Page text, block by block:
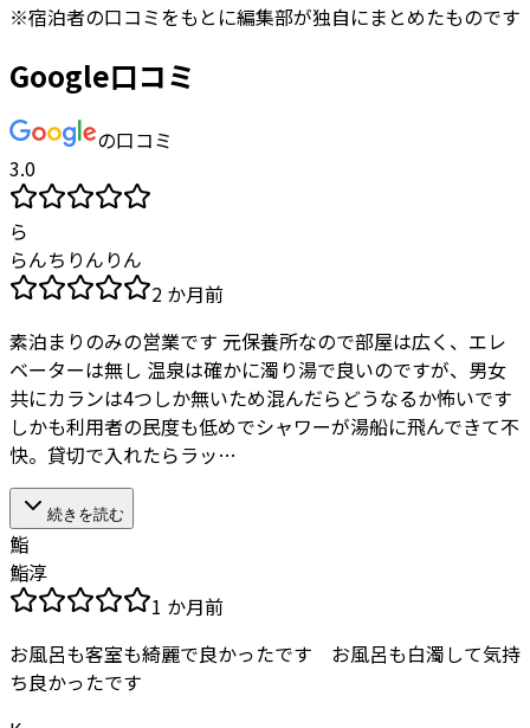
※宿泊者の口コミをもとに編集部が独自にまとめたものです
Google口コミ
の口コミ
3.0
ら
らんちりんりん
2 か月前
素泊まりのみの営業です 元保養所なので部屋は広く、エレ
ベーターは無し 温泉は確かに濁り湯で良いのですが、男女
共にカランは4つしか無いため混んだらどうなるか怖いです
しかも利用者の民度も低めでシャワーが湯船に飛んできて不
快。貸切で入れたらラッ…
続きを読む
鮨
鮨淳
1 か月前
お風呂も客室も綺麗で良かったです お風呂も白濁して気持
ち良かったです